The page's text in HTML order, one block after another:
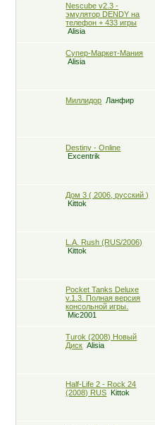
Nescube v2.3 -
эмулятор DENDY на
телефон + 433 игры
Alisia
Супер-Маркет-Мания
Alisia
Миллидор Ланфир
Destiny - Online
Excentrik
Дом 3 ( 2006, русский )
Kittok
L.A. Rush (RUS/2006)
Kittok
Pocket Tanks Deluxe
v.1.3. Полная версия
консольной игры.
Mic2001
Turok (2008) Новый
Диск Alisia
Half-Life 2 - Rock 24
(2008) RUS Kittok